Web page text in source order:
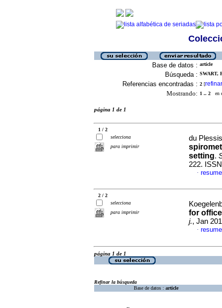
Base de datos : article
Búsqueda : SWART,
Referencias encontradas : 2 [refinar
Mostrando: 1 .. 2 en
página 1 de 1
1 / 2
selecciona
para imprimir
du
setting.
222.
·
2 / 2
selecciona
para imprimir
for
j., Jan
·
página 1 de 1
Refinar la búsqueda
Base de datos : article